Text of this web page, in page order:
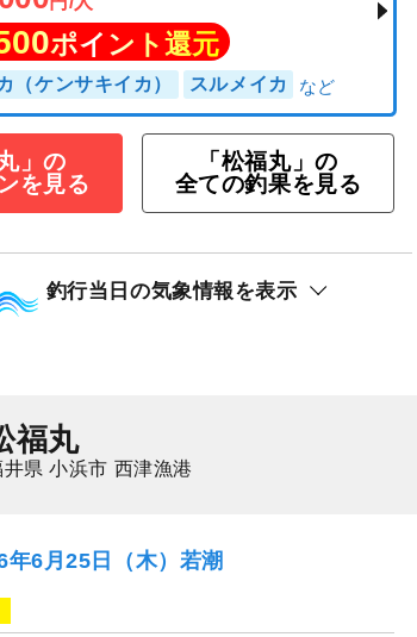
16：00出船の夕方便）贅沢五目＆
プラン
円/人
ポイント還元
イカ（ケンサキイカ） スルメイカ
」の
を見る
「松福丸」の
全ての釣果を見る
釣行当日の気象情報を表示
福丸
井県 小浜市 西津漁港
年6月25日（木）若潮